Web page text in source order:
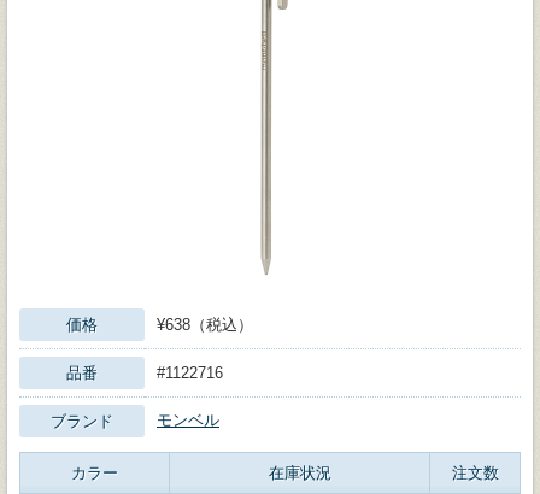
価格 ¥638（税込）
品番 #1122716
ブランド モンベル
カラー 在庫状況 注文数